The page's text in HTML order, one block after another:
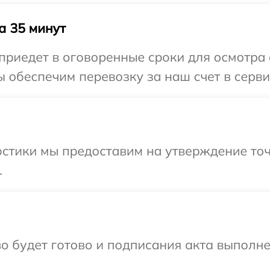
35 минут
в оговоренные сроки для
перевозку за наш счет в
мы предоставим на утверждение
будет готово и подписания акта